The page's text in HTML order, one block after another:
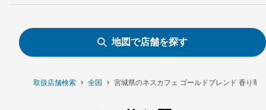
取扱店舗検索 全国 宮城県のネスカフェ ゴールドブレンド 香り華
地図で店舗を探す